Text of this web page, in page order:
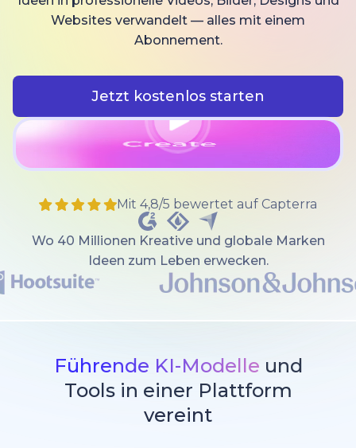
Websites verwandelt — alles mit einem
Abonnement.
Jetzt kostenlos starten
Mit 4,8/5 bewertet auf Capterra
Wo 40 Millionen Kreative und globale Marken
Ideen zum Leben erwecken.
Führende KI-Modelle und
Tools in einer Plattform
vereint